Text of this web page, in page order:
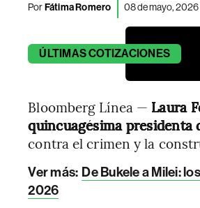
PorFátima Romero 08 de mayo, 2026
ÚLTIMASCOTIZACIONES
Bloomberg Línea — Laura
quincuagésima presidenta
contra el crimen y la
Ver más: De Bukele a Milei:
2026